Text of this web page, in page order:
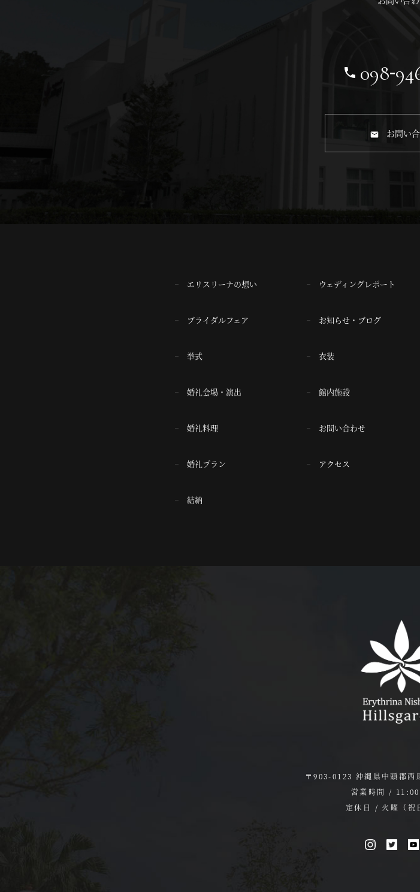
098-
お問い
エリスリーナの想い
ブライダルフェア
挙式
婚礼会場・演出
婚礼料理
婚礼プラン
結納
ウェディングレポート
お知らせ・ブログ
衣装
館内施設
お問い合わせ
アクセス
〒903-0123 沖縄県中頭郡西
営業時間 /
定休日 / 火曜（祝